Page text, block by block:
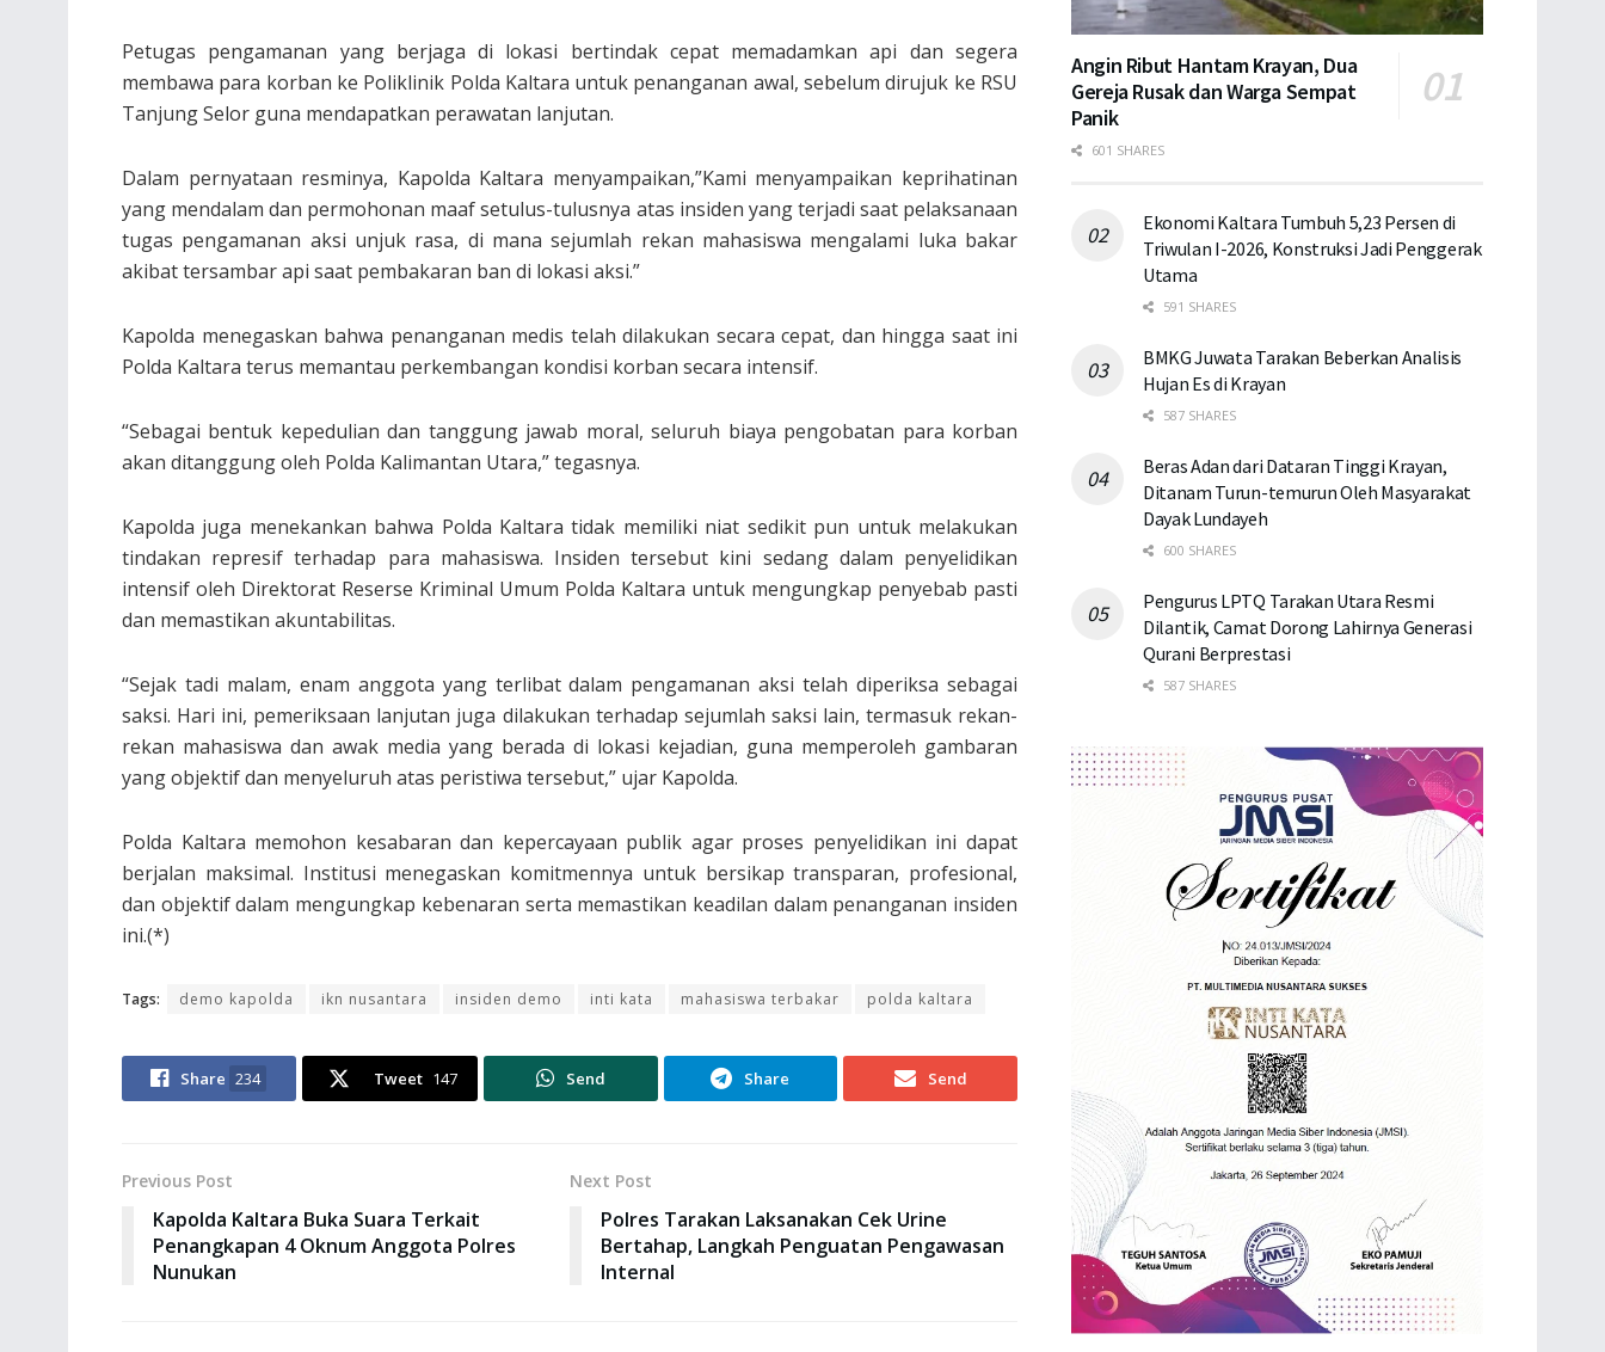
Petugas pengamanan yang berjaga di lokasi bertindak cepat memadamkan api dan segera
membawa para korban ke Poliklinik Polda Kaltara untuk penanganan awal, sebelum dirujuk ke RSU
Tanjung Selor guna mendapatkan perawatan lanjutan.
Dalam pernyataan resminya, Kapolda Kaltara menyampaikan,”Kami menyampaikan keprihatinan
yang mendalam dan permohonan maaf setulus-tulusnya atas insiden yang terjadi saat pelaksanaan
tugas pengamanan aksi unjuk rasa, di mana sejumlah rekan mahasiswa mengalami luka bakar
akibat tersambar api saat pembakaran ban di lokasi aksi.”
Kapolda menegaskan bahwa penanganan medis telah dilakukan secara cepat, dan hingga saat ini
Polda Kaltara terus memantau perkembangan kondisi korban secara intensif.
“Sebagai bentuk kepedulian dan tanggung jawab moral, seluruh biaya pengobatan para korban
akan ditanggung oleh Polda Kalimantan Utara,” tegasnya.
Kapolda juga menekankan bahwa Polda Kaltara tidak memiliki niat sedikit pun untuk melakukan
tindakan represif terhadap para mahasiswa. Insiden tersebut kini sedang dalam penyelidikan
intensif oleh Direktorat Reserse Kriminal Umum Polda Kaltara untuk mengungkap penyebab pasti
dan memastikan akuntabilitas.
“Sejak tadi malam, enam anggota yang terlibat dalam pengamanan aksi telah diperiksa sebagai
saksi. Hari ini, pemeriksaan lanjutan juga dilakukan terhadap sejumlah saksi lain, termasuk rekan-
rekan mahasiswa dan awak media yang berada di lokasi kejadian, guna memperoleh gambaran
yang objektif dan menyeluruh atas peristiwa tersebut,” ujar Kapolda.
Polda Kaltara memohon kesabaran dan kepercayaan publik agar proses penyelidikan ini dapat
berjalan maksimal. Institusi menegaskan komitmennya untuk bersikap transparan, profesional,
dan objektif dalam mengungkap kebenaran serta memastikan keadilan dalam penanganan insiden
ini.(*)
Tags: demo kapolda ikn nusantara insiden demo inti kata mahasiswa terbakar polda kaltara
Share 234 Tweet 147 Send Share Send
Previous Post
Kapolda Kaltara Buka Suara Terkait
Penangkapan 4 Oknum Anggota Polres
Nunukan
Next Post
Polres Tarakan Laksanakan Cek Urine
Bertahap, Langkah Penguatan Pengawasan
Internal
Angin Ribut Hantam Krayan, Dua
Gereja Rusak dan Warga Sempat
Panik
601 SHARES
Ekonomi Kaltara Tumbuh 5,23 Persen di
Triwulan I-2026, Konstruksi Jadi Penggerak
Utama
591 SHARES
BMKG Juwata Tarakan Beberkan Analisis
Hujan Es di Krayan
587 SHARES
Beras Adan dari Dataran Tinggi Krayan,
Ditanam Turun-temurun Oleh Masyarakat
Dayak Lundayeh
600 SHARES
Pengurus LPTQ Tarakan Utara Resmi
Dilantik, Camat Dorong Lahirnya Generasi
Qurani Berprestasi
587 SHARES